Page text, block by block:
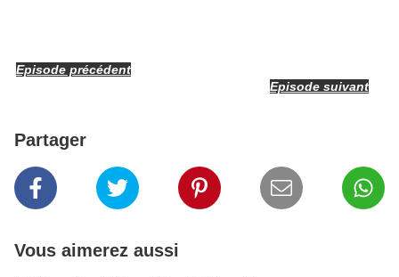
Episode précédent
Episode suivant
Partager
Vous aimerez aussi